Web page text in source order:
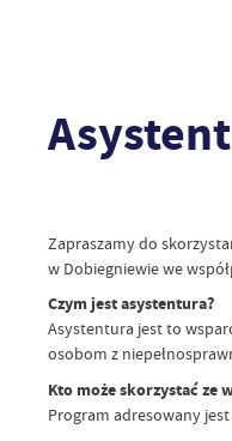
Zapraszamy do
w Dobiegniewie we
Czym jest asystentura?
Asystentura jest to
osobom z
Kto może skorzystać ze
Program adresowany